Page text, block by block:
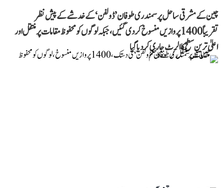
چین کے مشرقی ساحل پر سمندری طوفان ’ڈولفن‘ کے خدشے کے پیش نظر
تقریباً 1400 پروازیں منسوخ کر دی گئیں، جبکہ لوگوں کو محفوظ مقامات پر منتقل اور
اعلیٰ ترین سطح کا الرٹ جاری کر دیا گیا